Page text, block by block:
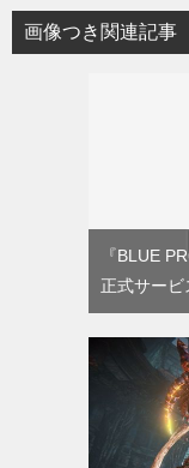
画像つき関連記事
『BLUE
正式サービ